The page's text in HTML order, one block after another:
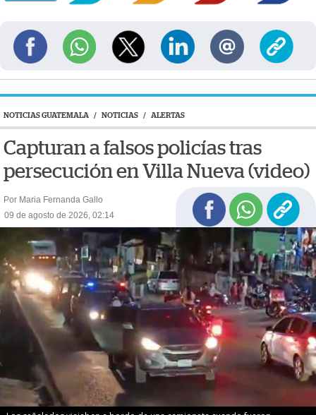
NOTICIAS GUATEMALA / NOTICIAS / ALERTAS
Capturan a falsos policías tras
persecución en Villa Nueva (video)
Por Maria Fernanda Gallo
09 de agosto de 2026, 02:14